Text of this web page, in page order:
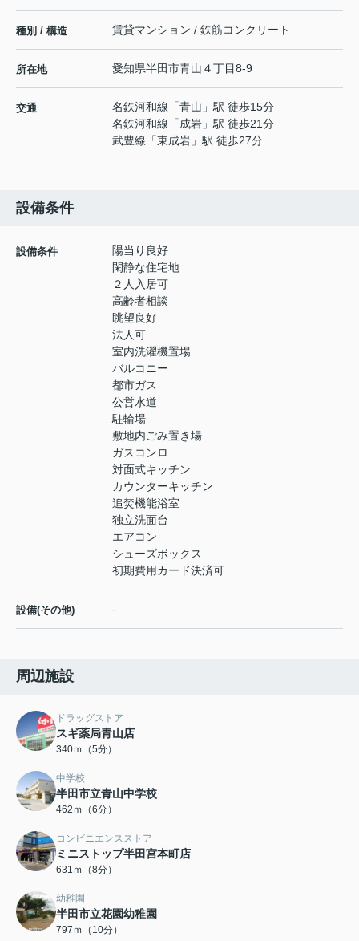
種別 / 構造 賃貸マンション / 鉄筋コンクリート
所在地 愛知県半田市青山 ４丁目8-9
交通 名鉄河和線 「青山 」駅 徒歩15分
名鉄河和線 「成岩 」駅 徒歩21分
武豊線 「東成岩 」駅 徒歩27分
設備条件
設備条件
陽当り良好
閑静な住宅地
２人入居可
高齢者相談
眺望良好
法人可
室内洗濯機置場
バルコニー
都市ガス
公営水道
駐輪場
敷地内ごみ置き場
ガスコンロ
対面式キッチン
カウンターキッチン
追焚機能浴室
独立洗面台
エアコン
シューズボックス
初期費用カード決済可
設備(その他) -
周辺施設
ドラッグストア
スギ薬局青山店
340ｍ（5分）
中学校
半田市立青山中学校
462ｍ（6分）
コンビニエンスストア
ミニストップ半田宮本町店
631ｍ（8分）
幼稚園
半田市立花園幼稚園
797ｍ（10分）